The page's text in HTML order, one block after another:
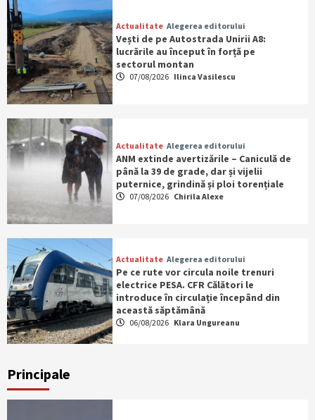
Actualitate Alegerea editorului
Vești de pe Autostrada Unirii A8:
lucrările au început în forță pe
sectorul montan
07/08/2026 Ilinca Vasilescu
Actualitate Alegerea editorului
ANM extinde avertizările – Caniculă de
până la 39 de grade, dar și vijelii
puternice, grindină și ploi torențiale
07/08/2026 Chirila Alexe
Actualitate Alegerea editorului
Pe ce rute vor circula noile trenuri
electrice PESA. CFR Călători le
introduce în circulație începând din
această săptămână
06/08/2026 Klara Ungureanu
Principale